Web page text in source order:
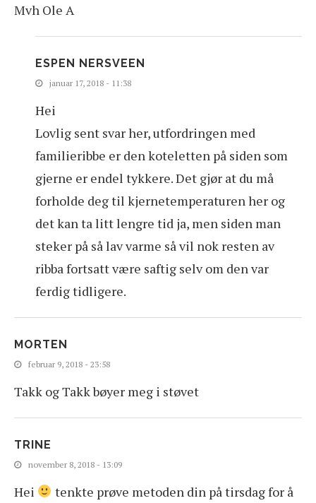
Mvh Ole A
ESPEN NERSVEEN
januar 17, 2018 - 11:38
Hei
Lovlig sent svar her, utfordringen med
familieribbe er den koteletten på siden som
gjerne er endel tykkere. Det gjør at du må
forholde deg til kjernetemperaturen her og
det kan ta litt lengre tid ja, men siden man
steker på så lav varme så vil nok resten av
ribba fortsatt være saftig selv om den var
ferdig tidligere.
MORTEN
februar 9, 2018 - 23:58
Takk og Takk bøyer meg i støvet
TRINE
november 8, 2018 - 13:09
Hei
tenkte prøve metoden din på tirsdag for å